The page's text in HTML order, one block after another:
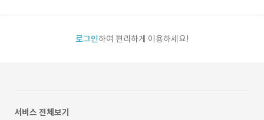
로그인하여 편리하게 이용하세요!
서비스 전체보기